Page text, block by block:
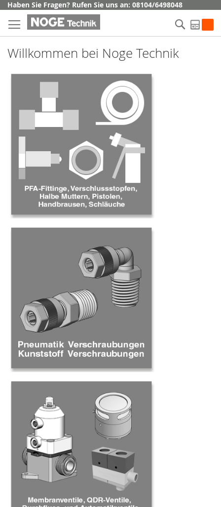
Direkt
Inhalt
Haben Sie Fragen? Rufen Sie uns an: 08104/6498048
Suche
Willkommen bei Noge Technik